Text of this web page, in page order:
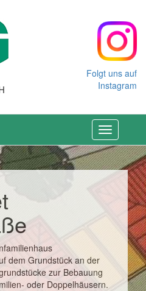
Folgt uns auf
Instagram
Toggle
navigation
dem Grundstück an der
zur Bebauung
oder Doppelhäusern.